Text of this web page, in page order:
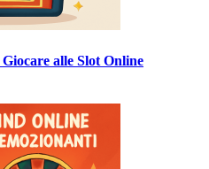
alle Slot Online